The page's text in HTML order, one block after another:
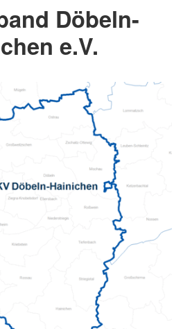
Döbeln-
e.V.